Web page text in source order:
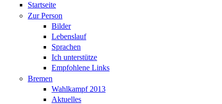
Startseite
Zur Person
Bilder
Lebenslauf
Sprachen
Ich unterstütze
Empfohlene Links
Bremen
Wahlkampf 2013
Aktuelles